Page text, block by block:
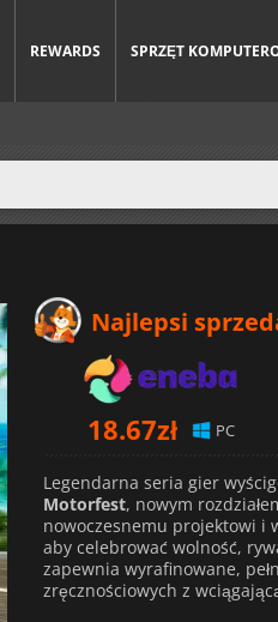
REWARDS SPRZĘT
Najlepsi
18.67zł PC
Legendarna seria gier
Motorfest, nowym
nowoczesnemu projektowi i
aby celebrować wolność,
zapewnia wyrafinowane,
zręcznościowych z